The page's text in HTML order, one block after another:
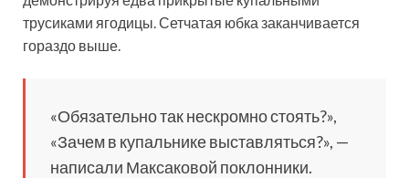
трусиками ягодицы. Сетчатая юбка заканчивается
гораздо выше.
«Обязательно так нескромно стоять?»,
«Зачем в купальнике выставляться?», —
написали Максаковой поклонники.